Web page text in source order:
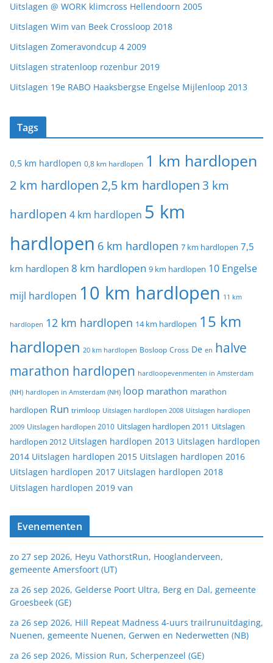
Uitslagen @ WORK klimcross Hellendoorn 2005
Uitslagen Wim van Beek Crossloop 2018
Uitslagen Zomeravondcup 4 2009
Uitslagen stratenloop rozenbur 2019
Uitslagen 19e RABO Haaksbergse Engelse Mijlenloop 2013
Tags
0,5 km hardlopen 0,8 km hardlopen 1 km hardlopen
2 km hardlopen 2,5 km hardlopen 3 km
hardlopen 4 km hardlopen 5 km
hardlopen 6 km hardlopen 7 km hardlopen 7,5
km hardlopen 8 km hardlopen 9 km hardlopen 10 Engelse
mijl hardlopen 10 km hardlopen 11 km
hardlopen 12 km hardlopen 14 km hardlopen 15 km
hardlopen 20 km hardlopen Bosloop Cross De en halve
marathon hardlopen hardloopevenmenten in Amsterdam
(NH) hardlopen in Amsterdam (NH) loop marathon marathon
hardlopen Run trimloop Uitslagen hardlopen 2008 Uitslagen hardlopen
2009 Uitslagen hardlopen 2010 Uitslagen hardlopen 2011 Uitslagen
hardlopen 2012 Uitslagen hardlopen 2013 Uitslagen hardlopen
2014 Uitslagen hardlopen 2015 Uitslagen hardlopen 2016
Uitslagen hardlopen 2017 Uitslagen hardlopen 2018
Uitslagen hardlopen 2019 van
Evenementen
zo 27 sep 2026, Heyu VathorstRun, Hooglanderveen,
gemeente Amersfoort (UT)
za 26 sep 2026, Gelderse Poort Ultra, Berg en Dal, gemeente
Groesbeek (GE)
za 26 sep 2026, Hill Repeat Madness 4-uurs trailrunuitdaging,
Nuenen, gemeente Nuenen, Gerwen en Nederwetten (NB)
za 26 sep 2026, Mission Run, Scherpenzeel (GE)